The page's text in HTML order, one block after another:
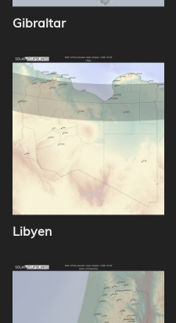
Gibraltar
Libyen